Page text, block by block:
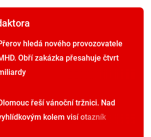
hledá nového provozovatele
Obří zakázka přesahuje čtvrt
řeší vánoční tržnici. Nad
kolem visí otazník